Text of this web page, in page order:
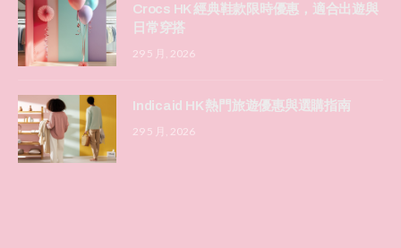
Crocs HK 經典鞋款限時優惠，適合出遊與
日常穿搭
29 5 月, 2026
Indicaid HK 熱門旅遊優惠與選購指南
29 5 月, 2026